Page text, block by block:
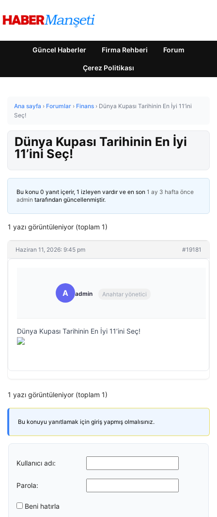
Güncel Haberler Firma Rehberi Forum
Çerez Politikası
Ana sayfa › Forumlar › Finans › Dünya Kupası Tarihinin En İyi 11’ini
Seç!
Dünya Kupası Tarihinin En İyi
11’ini Seç!
Bu konu 0 yanıt içerir, 1 izleyen vardır ve en son 1 ay 3 hafta önce
admin tarafından güncellenmiştir.
1 yazı görüntüleniyor (toplam 1)
Haziran 11, 2026: 9:45 pm #19181
A admin Anahtar yönetici
Dünya Kupası Tarihinin En İyi 11’ini Seç!
1 yazı görüntüleniyor (toplam 1)
Bu konuyu yanıtlamak için giriş yapmış olmalısınız.
Kullanıcı adı:
Parola:
Beni hatırla